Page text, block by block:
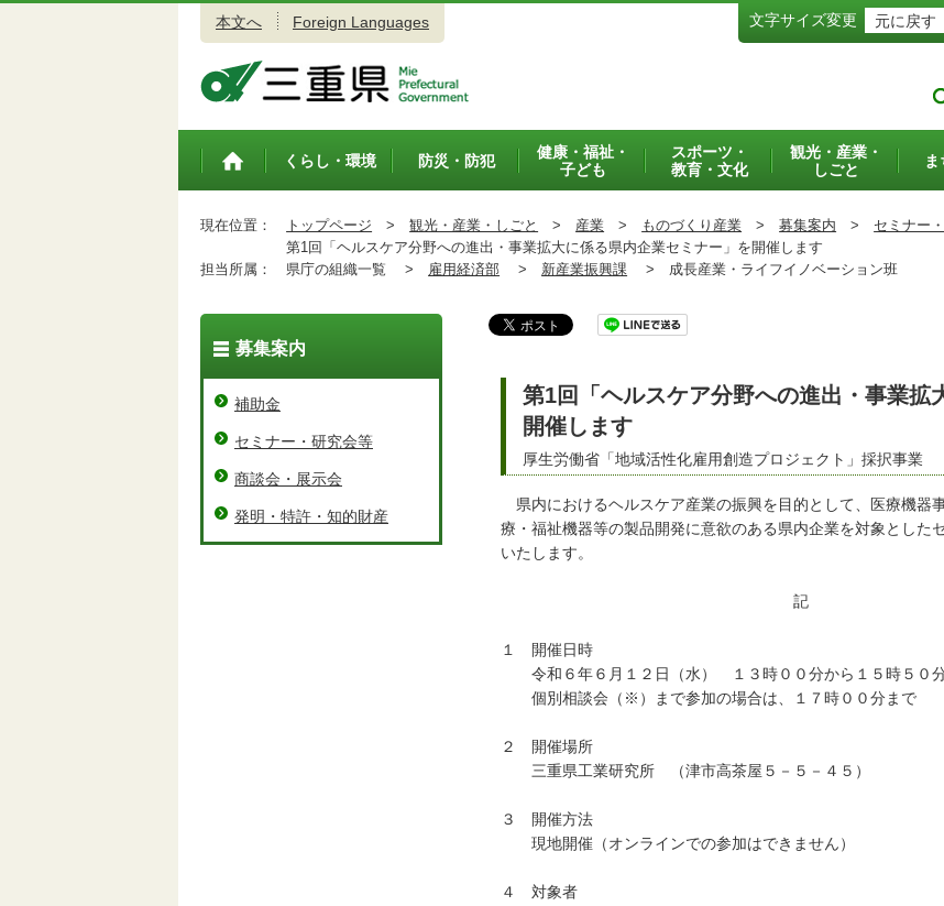
本文へ Foreign Languages 文字サイズ変更 元に戻す
トップペ
くらし・環境 防災・防犯
健康・福祉・
子ども
スポーツ・
教育・文化
観光・産業・
しごと
現在位置： トップページ > 観光・産業・しごと > 産業 > ものづくり産業 > 募集案内 > セミナー
第1回「ヘルスケア分野への進出・事業拡大に係る県内企業セミナー」を開催します
担当所属：
県庁の組織一覧 > 雇用経済部 > 新産業振興課 > 成長産業・ライフイノベーション班
第1回「ヘルスケア分野への進出・事業拡
開催します
厚生労働省「地域活性化雇用創造プロジェクト」採択事業
県内におけるヘルスケア産業の振興を目的として、医療機器
療・福祉機器等の製品開発に意欲のある県内企業を対象とした
いたします。
記
１ 開催日時
令和６年６月１２日（水） １３時００分から１５時５０
個別相談会（※）まで参加の場合は、１７時００分まで
２ 開催場所
三重県工業研究所 （津市高茶屋５－５－４５）
３ 開催方法
現地開催（オンラインでの参加はできません）
４ 対象者
募集案内
補助金
セミナー・研究会等
商談会・展示会
発明・特許・知的財産